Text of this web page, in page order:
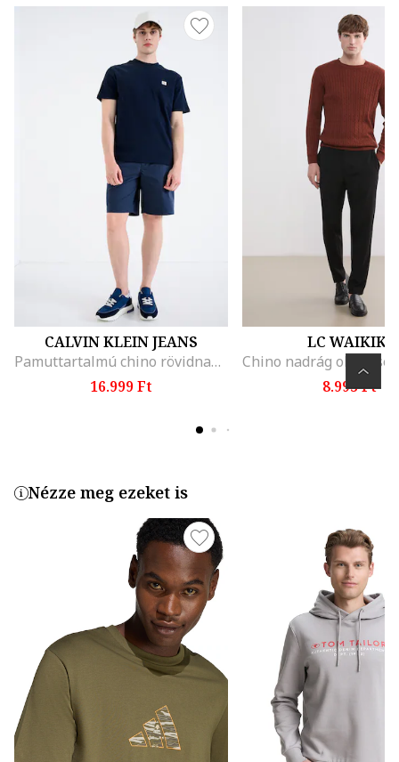
CALVIN KLEIN JEANS
Pamuttartalmú chino rövidnadrág, Tengerészkék
16.999 Ft
LC WAIKIKI
8.995 Ft
Nézze meg ezeket is